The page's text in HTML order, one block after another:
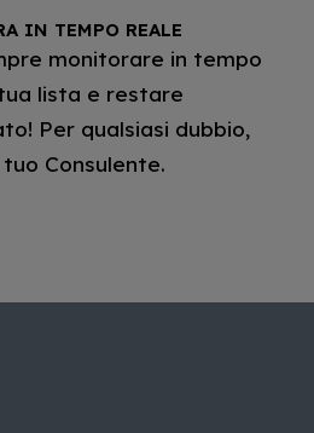
IN TEMPO REALE
monitorare in tempo
lista e restare
Per qualsiasi dubbio,
Consulente.